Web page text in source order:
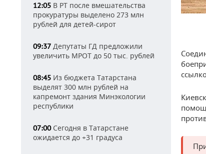
12:05 В РТ после вмешательства
прокуратуры выделено 273 млн
рублей для детей-сирот
09:37 Депутаты ГД предложили
увеличить МРОТ до 50 тыс. рублей
08:45 Из бюджета Татарстана
выделят 300 млн рублей на
капремонт здания Минэкологии
республики
07:00Сегодня в Татарстане
ожидается до +31 градуса